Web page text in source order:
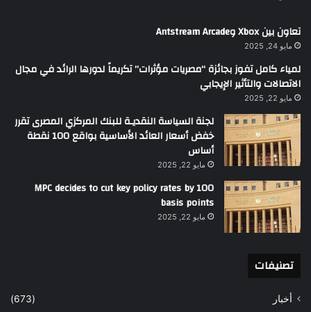
تعاون بين Xbox وAntstream Arcade
مايو 24, 2025
لمياء كامل تفوز بجائزة “مصريات مؤثرات” تكريماً لدورها الرائد في مجال
الاتصالات والتأثير الإيجابي
مايو 22, 2025
لجنة السياسة النقديـة للبنك المركزي المصرى تقرر
خفض أسعار العائد الأساسية بواقع 100 نقطة
أساس
مايو 22, 2025
MPC decides to cut key policy rates by 100
basis points
مايو 22, 2025
تصنيفات
أخبار
(673)